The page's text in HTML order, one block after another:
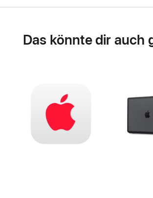
Das könnte dir auch